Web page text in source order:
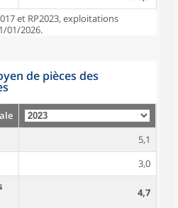
et RP2023, exploitations
01/2026.
de pièces des
5,1
3,0
4,7